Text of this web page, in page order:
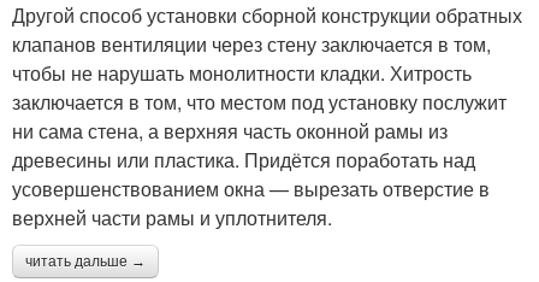
Другой способ установки сборной конструкции обратных
клапанов вентиляции через стену заключается в том,
чтобы не нарушать монолитности кладки. Хитрость
заключается в том, что местом под установку послужит
ни сама стена, а верхняя часть оконной рамы из
древесины или пластика. Придётся поработать над
усовершенствованием окна — вырезать отверстие в
верхней части рамы и уплотнителя.
читать дальше →